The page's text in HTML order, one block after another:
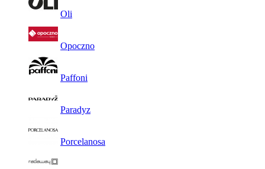
Oli
Opoczno
Paffoni
Paradyz
Porcelanosa